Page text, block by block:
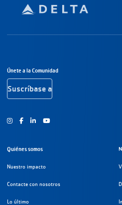
Navegación a pie
Únete a la Comunidad
Suscríbase a
Instagram
FacebookYoutube
Quiénes somos
Nuestro impacto
Contacte con nosotros
Lo último